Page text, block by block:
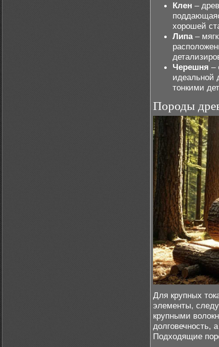
Клен –
хорошей
Липа–
Черешня –
идеальной
тонкими
Породы
Для крупных
элементы,
крупными
Подходящие